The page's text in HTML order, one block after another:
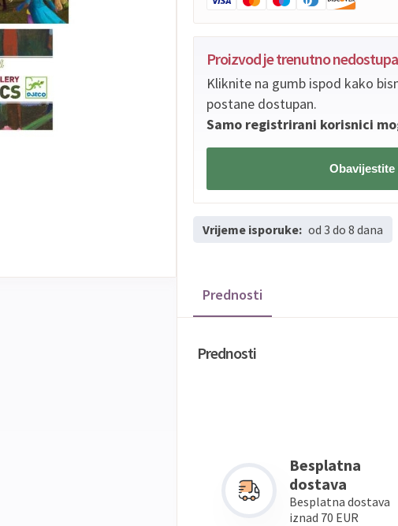
Proizvod je trenutno
Kliknite na gumb ispod kako
postane dostupan.
Samo registrirani korisnici
Obavijestite
Vrijeme isporuke: od 3 do 8 dana
Prednosti
Prednosti
Besplatna
dostava
Besplatna dostava
iznad 70 EUR